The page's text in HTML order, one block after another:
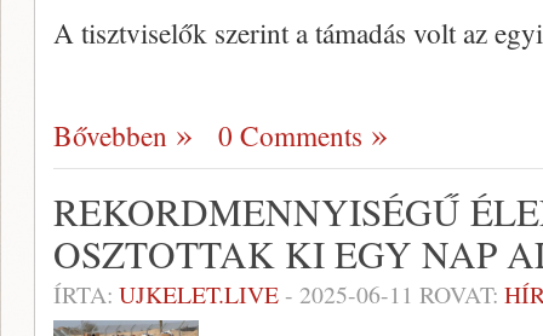
A tisztviselők szerint a támadás volt az
Bővebben 0 Comments
REKORDMENNYISÉGŰ
OSZTOTTAK KI EGY NAP
ÍRTA: UJKELET.LIVE- 2025-06-11 ROVAT: